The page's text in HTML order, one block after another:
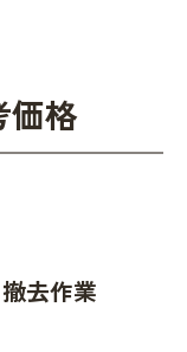
価格
去作業